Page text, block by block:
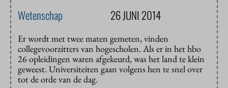
Wetenschap 26 JUNI 2014
Er wordt met twee maten gemeten, vinden
collegevoorzitters van hogescholen. Als er in het hbo
26 opleidingen waren afgekeurd, was het land te klein
geweest. Universiteiten gaan volgens hen te snel over
tot de orde van de dag.